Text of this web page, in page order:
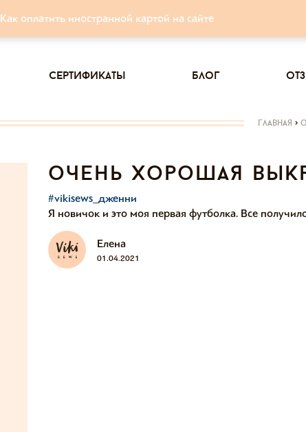
Как оплатить иностранной картой на сайте
сертификаты блог
главная >
очень хорошая
#vikisews_дженни
Я новичок и это моя первая футболка. Все
Елена
01.04.2021